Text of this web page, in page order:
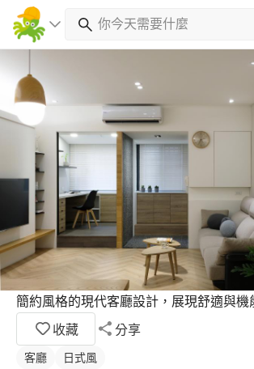
簡約風格的現代客廳設計，展現舒適與機
收藏
分享
客廳
日式風